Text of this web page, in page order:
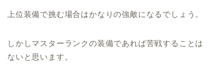
上位装備で挑む場合はかなりの強敵になるでしょう。
しかしマスターランクの装備であれば苦戦することは
ないと思います。